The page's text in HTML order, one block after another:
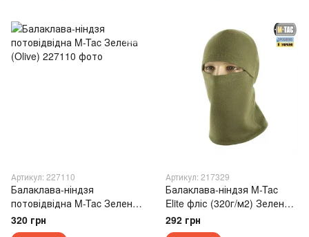
Артикул: 227110
Балаклава-ніндзя
потовідвідна M-Tac Зелена
(Olive)
320 грн
Артикул: 217329
Балаклава-ніндзя M-Tac
Elite фліс (320г/м2) Зелена
(Tan)
292 грн